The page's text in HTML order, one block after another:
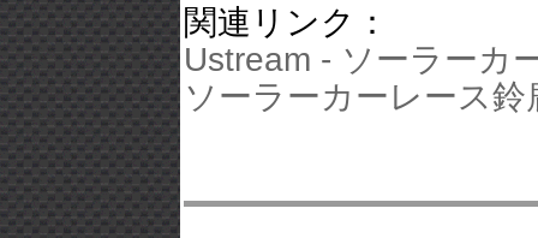
関連リンク：
Ustream - ソーラーカ
ソーラーカーレース